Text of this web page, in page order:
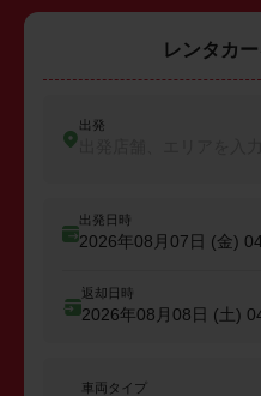
レンタカ
出発
出発日時
2026年08月07日 (金)
返却日時
2026年08月08日 (土)
車両タイプ